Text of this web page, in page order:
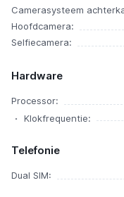
Camerasysteem
Hoofdcamera:
Selfiecamera:
Hardware
Processor:
Klokfrequentie:
Telefonie
Dual SIM: